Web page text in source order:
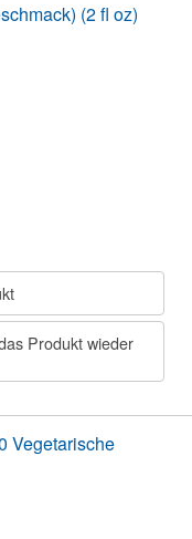
(2 fl oz)
Produkt wieder
Vegetarische